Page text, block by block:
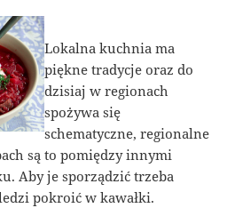
Lokalna kuchnia ma
piękne tradycje oraz do
dzisiaj w regionach
spożywa się
schematyczne, regionalne
są to pomiędzy innymi
Aby je sporządzić trzeba
pokroić w kawałki.